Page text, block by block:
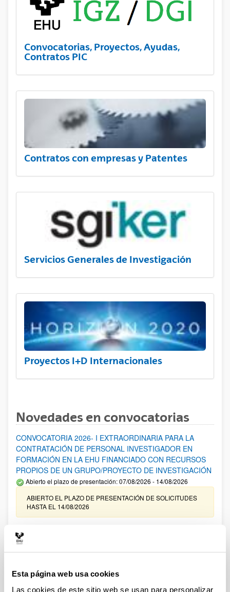
Esta página web usa cookies
Las cookies de este sitio web se usan para personalizar
Convocatorias, Proyectos, Ayudas,
Contratos PIC
Contratos con empresas y Patentes
Servicios Generales de Investigación
Proyectos I+D Internacionales
Novedades en convocatorias
CONVOCATORIA 2026- I EXTRAORDINARIA PARA LA
CONTRATACIÓN DE PERSONAL INVESTIGADOR EN
FORMACIÓN EN LA EHU FINANCIADO CON RECURSOS
PROPIOS DE UN GRUPO/PROYECTO DE INVESTIGACIÓN
Abierto el plazo de presentación: 07/08/2026 - 14/08/2026
ABIERTO EL PLAZO DE PRESENTACIÓN DE SOLICITUDES
HASTA EL 14/08/2026
Ayudas para financiación de la adquisición y renovación de
infraestructura científica y fondos bibliográficos en la
UPV/EHU 2026
25/03/2026: Corrección de errores del listado provisional de
solicitudes admitidas y excluidas. 23/03/2026: Relación